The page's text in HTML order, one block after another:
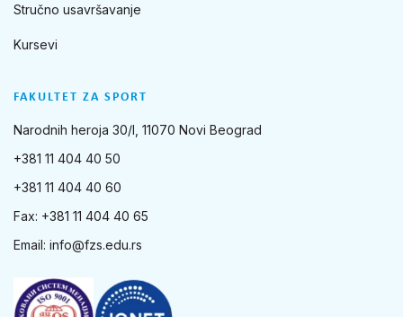
FAKULTET ZA SPORT
Narodnih heroja 30/I, 11070 Novi Beograd
+381 11 404 40 50
+381 11 404 40 60
Fax: +381 11 404 40 65
Email: info@fzs.edu.rs
Stručno usavršavanje
Kursevi